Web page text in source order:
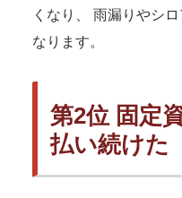
くなり、 雨漏りやシ
なります。
第2位 固定
払い続けた